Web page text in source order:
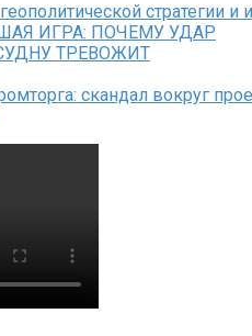
стратегии и
ИГРА: ПОЧЕМУ УДАР
ТРЕВОЖИТ
скандал вокруг